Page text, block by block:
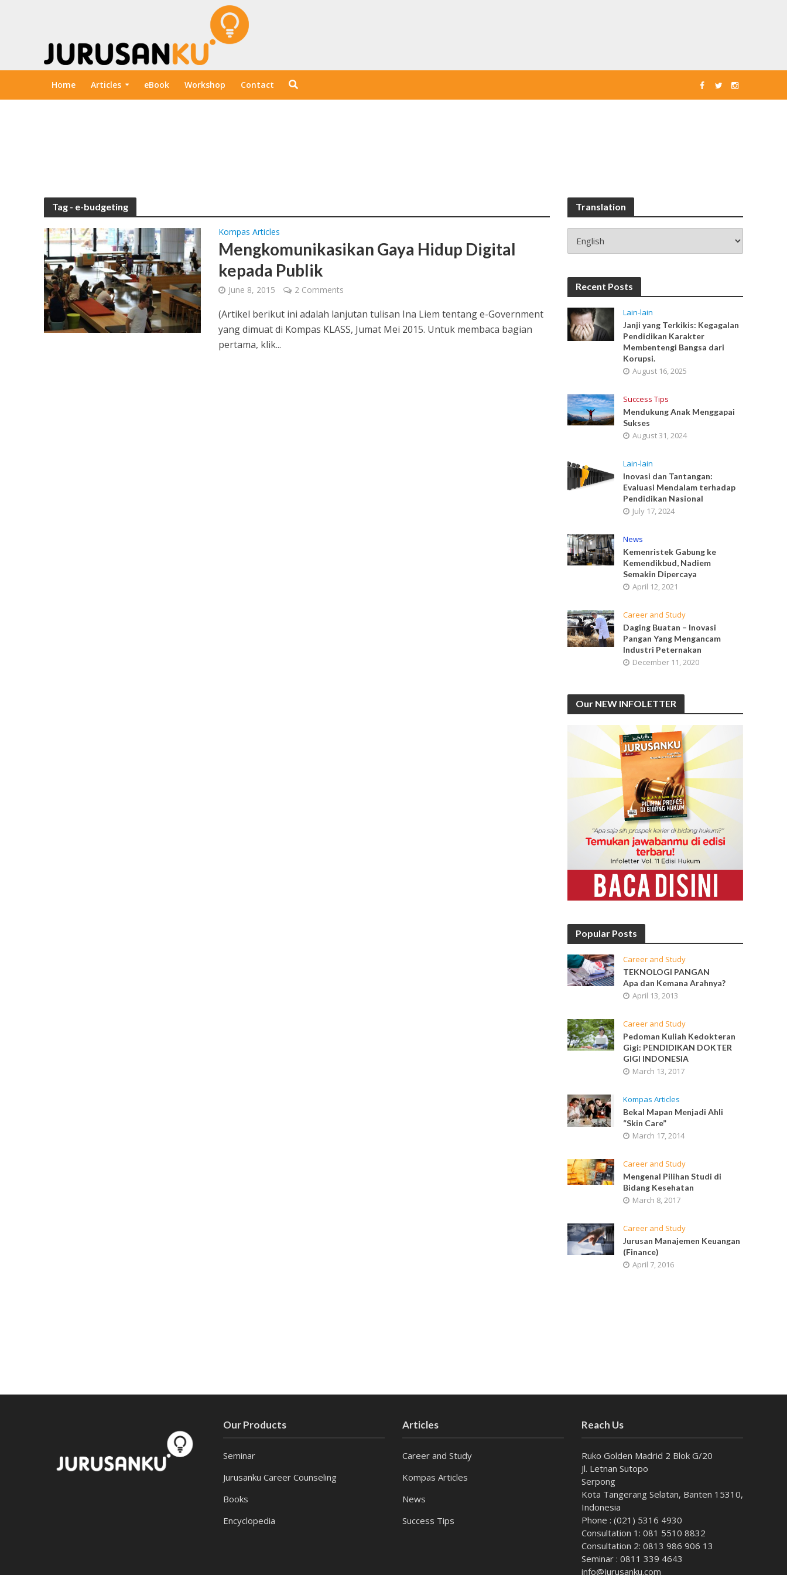
Home Articles eBook Workshop Contact
Tag - e-budgeting
Kompas Articles
Mengkomunikasikan Gaya Hidup Digital
kepada Publik
June 8, 2015 2 Comments
(Artikel berikut ini adalah lanjutan tulisan Ina Liem tentang e-Government
yang dimuat di Kompas KLASS, Jumat Mei 2015. Untuk membaca bagian
pertama, klik...
Translation
Recent Posts
Lain-lain
Janji yang Terkikis: Kegagalan
Pendidikan Karakter
Membentengi Bangsa dari
Korupsi.
August 16, 2025
Success Tips
Mendukung Anak Menggapai
Sukses
August 31, 2024
Lain-lain
Inovasi dan Tantangan:
Evaluasi Mendalam terhadap
Pendidikan Nasional
July 17, 2024
News
Kemenristek Gabung ke
Kemendikbud, Nadiem
Semakin Dipercaya
April 12, 2021
Career and Study
Daging Buatan – Inovasi
Pangan Yang Mengancam
Industri Peternakan
December 11, 2020
Our NEW INFOLETTER
Popular Posts
Career and Study
TEKNOLOGI PANGAN
Apa dan Kemana Arahnya?
April 13, 2013
Career and Study
Pedoman Kuliah Kedokteran
Gigi: PENDIDIKAN DOKTER
GIGI INDONESIA
March 13, 2017
Kompas Articles
Bekal Mapan Menjadi Ahli
“Skin Care”
March 17, 2014
Career and Study
Mengenal Pilihan Studi di
Bidang Kesehatan
March 8, 2017
Career and Study
Jurusan Manajemen Keuangan
(Finance)
April 7, 2016
Our Products
Seminar
Jurusanku Career Counseling
Books
Encyclopedia
Articles
Career and Study
Kompas Articles
News
Success Tips
Reach Us
Ruko Golden Madrid 2 Blok G/20
Jl. Letnan Sutopo
Serpong
Kota Tangerang Selatan, Banten 15310,
Indonesia
Phone : (021) 5316 4930
Consultation 1: 081 5510 8832
Consultation 2: 0813 986 906 13
Seminar : 0811 339 4643
info@jurusanku.com